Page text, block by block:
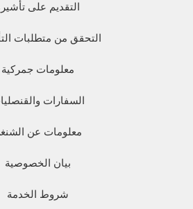
التقديم على
التحقق من متطلبات
معلومات جمركية
السفارات
معلومات عن
بيان الخصوصية
شروط الخدمة